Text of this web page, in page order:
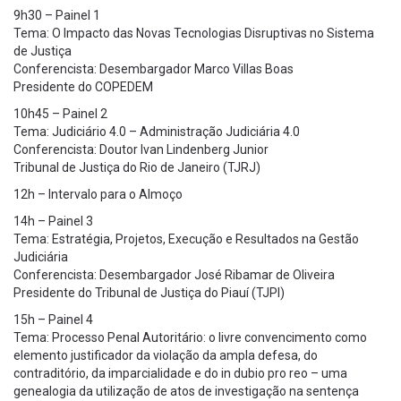
9h30 – Painel 1
Tema: O Impacto das Novas Tecnologias Disruptivas no Sistema
de Justiça
Conferencista: Desembargador Marco Villas Boas
Presidente do COPEDEM
10h45 – Painel 2
Tema: Judiciário 4.0 – Administração Judiciária 4.0
Conferencista: Doutor Ivan Lindenberg Junior
Tribunal de Justiça do Rio de Janeiro (TJRJ)
12h – Intervalo para o Almoço
14h – Painel 3
Tema: Estratégia, Projetos, Execução e Resultados na Gestão
Judiciária
Conferencista: Desembargador José Ribamar de Oliveira
Presidente do Tribunal de Justiça do Piauí (TJPI)
15h – Painel 4
Tema: Processo Penal Autoritário: o livre convencimento como
elemento justificador da violação da ampla defesa, do
contraditório, da imparcialidade e do in dubio pro reo – uma
genealogia da utilização de atos de investigação na sentença